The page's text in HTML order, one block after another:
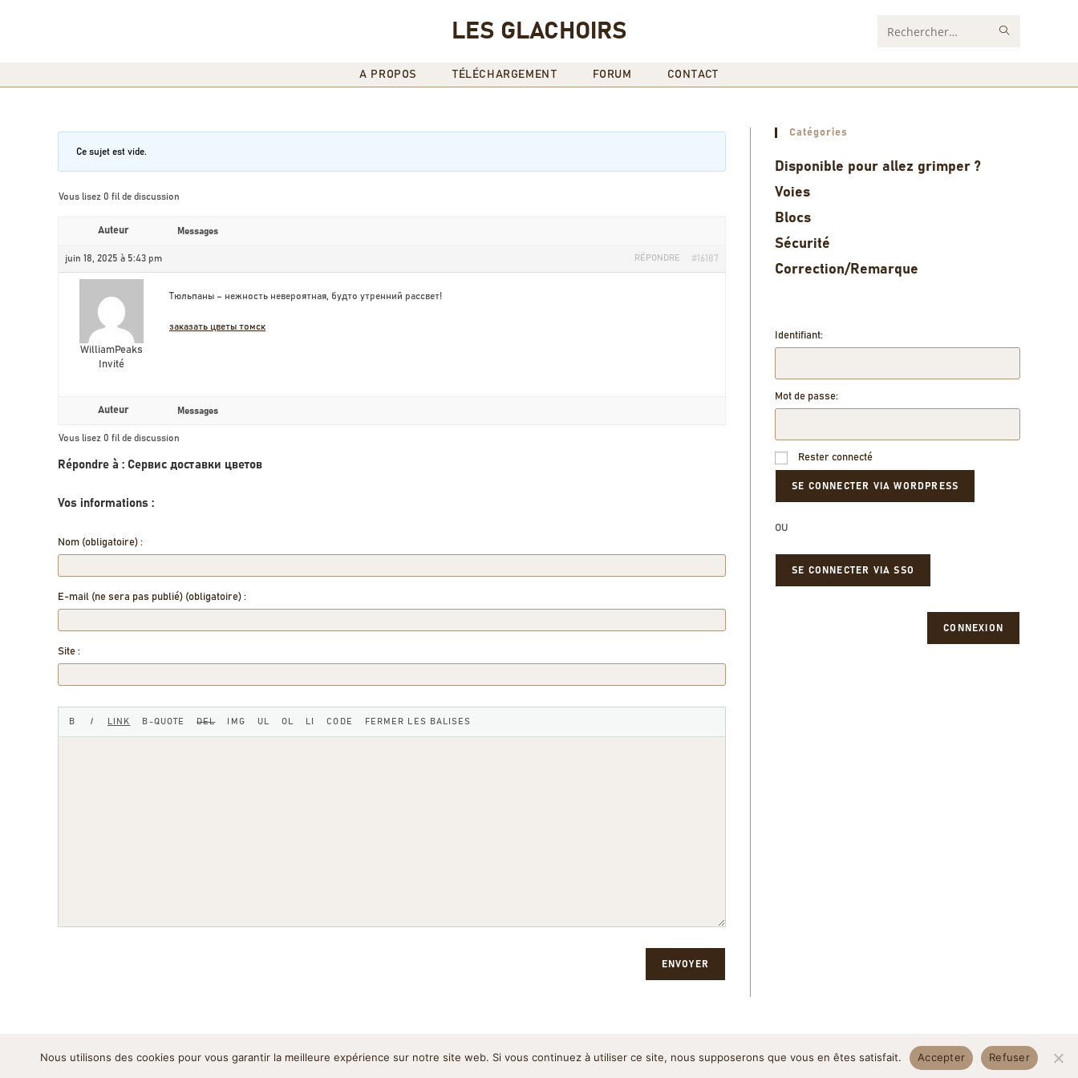
LES GLACHOIRS Rechercher
A PROPOS TÉLÉCHARGEMENT FORUM CONTACT
Ce sujet est vide.
Vous lisez 0 fil de discussion
Auteur Messages
juin 18, 2025 à 5:43 pm #16187
RÉPONDRE
WilliamPeaks
Invité
Тюльпаны – нежность невероятная, будто утренний рассвет!
заказать цветы томск
Auteur Messages
Vous lisez 0 fil de discussion
Répondre à : Сервис доставки цветов
Vos informations :
Nom (obligatoire) :
E-mail (ne sera pas publié) (obligatoire) :
Site :
ENVOYER
Catégories
Disponible pour allez grimper ?
Voies
Blocs
Sécurité
Correction/Remarque
Identifiant:
Mot de passe:
Rester connecté
OU
SE CONNECTER VIA SSO
CONNEXION
Mentions légales Politique de cookies Politique de confidentialité
Nous utilisons des cookies pour vous garantir la meilleure expérience sur notre site web. Si vous continuez à utiliser ce site, nous supposerons que vous en êtes satisfait. Accepter Refuser